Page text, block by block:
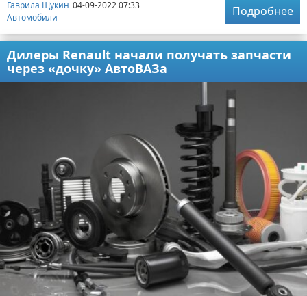
Гаврила Щукин 04-09-2022 07:33
Автомобили
Подробнее
Дилеры Renault начали получать запчасти
через «дочку» АвтоВАЗа